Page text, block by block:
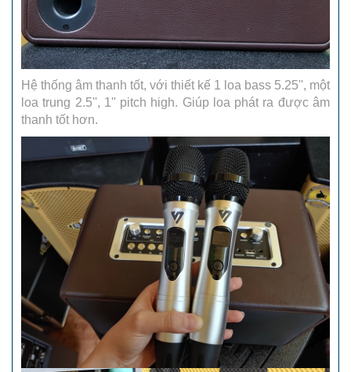
Hệ thống âm thanh tốt, với thiết kế 1 loa bass 5.25'', một
loa trung 2.5'', 1'' pitch high. Giúp loa phát ra được âm
thanh tốt hơn.